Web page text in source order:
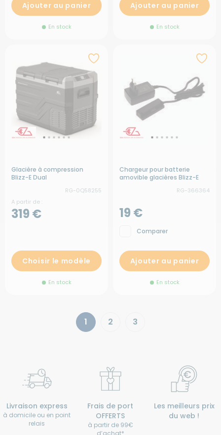
Ajouter au panier
En stock
Ajouter au panier
En stock
Glacière à compression
Blizz-E Dual
RG-0Q58255
A partir de :
319 €
Choisir le modèle
En stock
Chargeur pour batterie
amovible glacières Blizz-E
RG-366364
19 €
Comparer
Ajouter au panier
En stock
1 2 3
Livraison express
à domicile ou en point
relais
Frais de port
OFFERTS
à partir de 99€
d’achat*
Les meilleurs prix
du web !